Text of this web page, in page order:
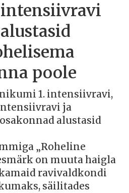
poole
1. intensiivravi,
ja
alustasid
„Roheline
on muuta haigla
ravivaldkondi
säilitades